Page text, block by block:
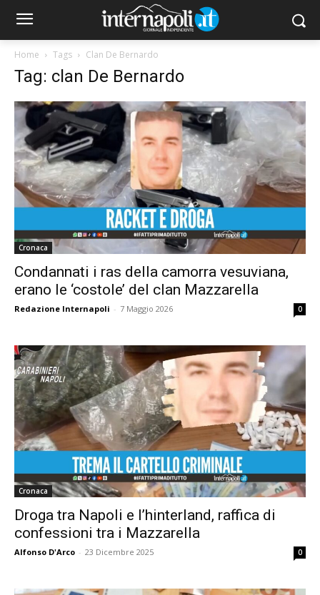
Home Tags Clan De Bernardo
Tag: clan De Bernardo
Cronaca
Condannati i ras della camorra vesuviana,
erano le ‘costole’ del clan Mazzarella
Redazione Internapoli - 7 Maggio 2026 0
Cronaca
Droga tra Napoli e l’hinterland, raffica di
confessioni tra i Mazzarella
Alfonso D'Arco - 23 Dicembre 2025 0